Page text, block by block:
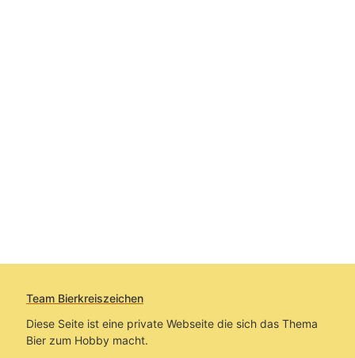
Team Bierkreiszeichen
Diese Seite ist eine private Webseite die sich das Thema
Bier zum Hobby macht.